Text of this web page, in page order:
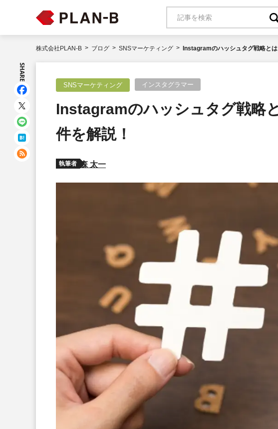
株式会社PLAN-B ブログ SNSマーケティング Instagramのハッシュタグ戦略と
SNSマーケティング インスタグラマー
Instagramのハッシュタグ戦略
件を解説！
執筆者 森 太一
SHARE